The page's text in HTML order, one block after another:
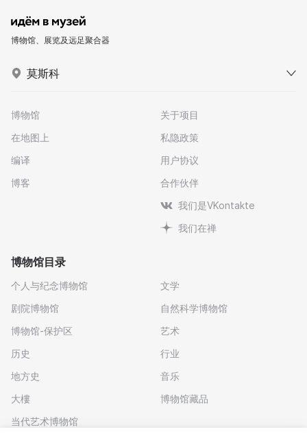
博物馆、展览及远足聚合器
莫斯科
博物馆
在地图上
编译
博客
关于项目
私隐政策
用户协议
合作伙伴
我们是VKontakte
我们在禅
博物馆目录
个人与纪念博物馆
剧院博物馆
博物馆-保护区
历史
地方史
大樓
当代艺术博物馆
文学
自然科学博物馆
艺术
行业
音乐
博物馆藏品